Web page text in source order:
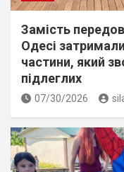
Замість
Одесі
частини, який
підлеглих
07/30/2026